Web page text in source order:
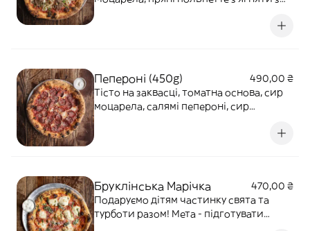
мікс цибулі, мікрогрін кінзи, прянощі та
Пепероні (450g)
490,00 ₴
Тісто на заквасці, томатна основа, сир
моцарела, салямі пепероні, сир
Бруклінська Марічка
470,00 ₴
Подаруємо дітям частинку свята та
турботи разом! Мета - підготувати